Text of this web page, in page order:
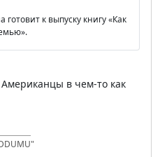
к выпуску книгу «Как
в чем-то как